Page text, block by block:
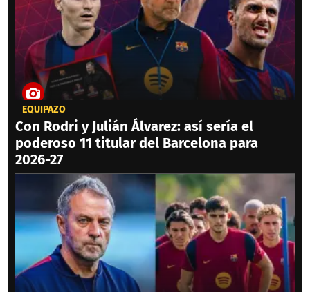
EQUIPAZO
Con Rodri y Julián Álvarez: así sería el
poderoso 11 titular del Barcelona para
2026-27